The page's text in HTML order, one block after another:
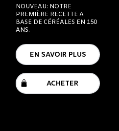
NOUVEAU: NOTRE
PREMIÈRE RECETTE A
BASE DE CÉRÉALES EN 150
ANS.
EN SAVOIR PLUS
ACHETER